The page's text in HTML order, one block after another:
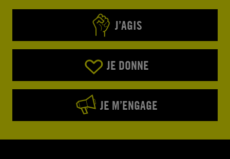
J’AGIS
JE DONNE
JE M’ENGAGE